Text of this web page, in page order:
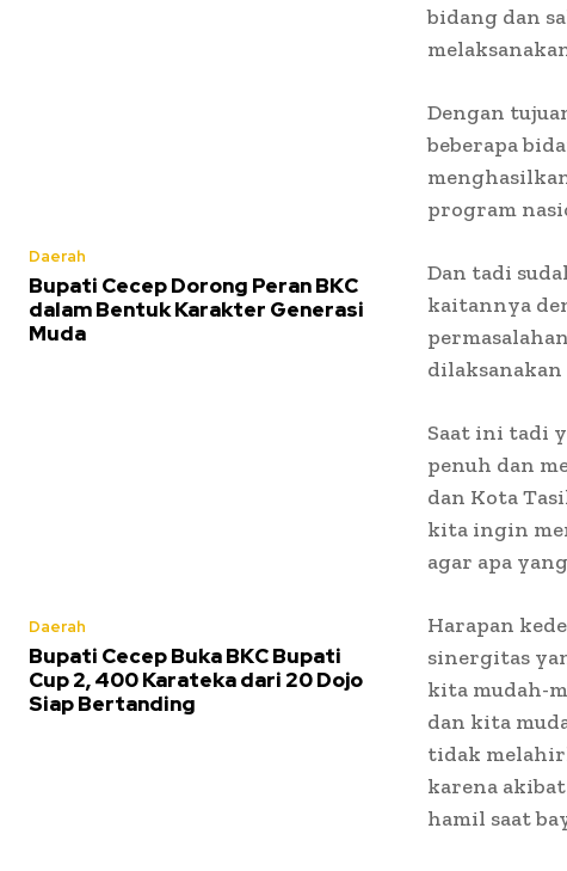
Daerah
Bupati Cecep Dorong Peran BKC
dalam Bentuk Karakter Generasi
Muda
Daerah
Bupati Cecep Buka BKC Bupati
Cup 2, 400 Karateka dari 20 Dojo
Siap Bertanding
bidang dan
Dengan
beberapa
program
Dan tadi
kaitannya
dilaksanakan
Saat ini tadi
penuh dan
dan Kota
kita ingin
agar apa
Harapan
sinergitas
kita mudah-
dan kita
tidak
karena
hamil saat